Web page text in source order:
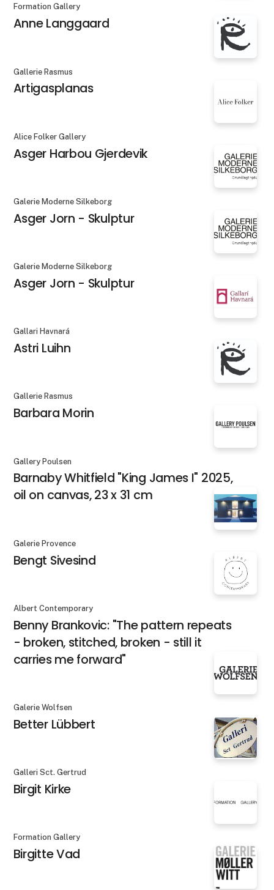
Formation Gallery
Anne Langgaard
Gallerie Rasmus
Artigasplanas
Alice Folker Gallery
Asger Harbou Gjerdevik
Galerie Moderne Silkeborg
Asger Jorn - Skulptur
Galerie Moderne Silkeborg
Asger Jorn - Skulptur
Gallari Havnará
Astri Luihn
Gallerie Rasmus
Barbara Morin
Gallery Poulsen
Barnaby Whitfield "King James I" 2025,
oil on canvas, 23 x 31 cm
Galerie Provence
Bengt Sivesind
Albert Contemporary
Benny Brankovic: "The pattern repeats
- broken, stitched, broken - still it
carries me forward"
Galerie Wolfsen
Better Lübbert
Galleri Sct. Gertrud
Birgit Kirke
Formation Gallery
Birgitte Vad